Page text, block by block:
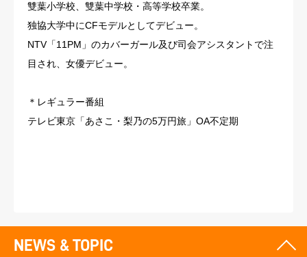
雙葉小学校、雙葉中学校・高等学校卒業。
独協大学中にCFモデルとしてデビュー。
NTV「11PM」のカバーガール及び司会アシスタントで注
目され、女優デビュー。
＊レギュラー番組
テレビ東京「あさこ・梨乃の5万円旅」OA不定期
NEWS & TOPIC